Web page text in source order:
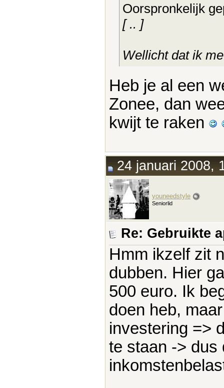
Oorspronkelijk
[ .. ]
Wellicht dat ik
Heb je al een
Zonee, dan
kwijt te raken
24 januari 2008,
youneedstyle
Seniorlid
Re: Gebruikte
Hmm ikzelf zit
dubben. Hier
500 euro. Ik
doen heb,
investering =>
te staan -> dus